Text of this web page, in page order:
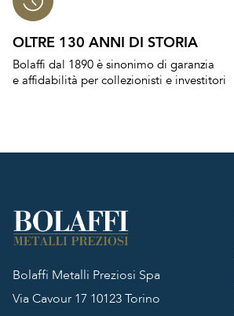
OLTRE 130 ANNI DI STORIA
Bolaffi dal 1890 è sinonimo di garanzia
e affidabilità per collezionisti e investitori
Bolaffi Metalli Preziosi Spa
Via Cavour 17 10123 Torino